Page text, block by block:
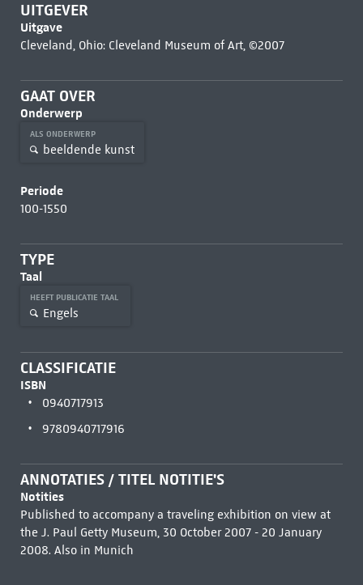
UITGEVER
Uitgave
Cleveland, Ohio: Cleveland Museum of Art, ©2007
GAAT OVER
Onderwerp
ALS ONDERWERP
beeldende kunst
Periode
100-1550
TYPE
Taal
HEEFT PUBLICATIE TAAL
Engels
CLASSIFICATIE
ISBN
0940717913
9780940717916
ANNOTATIES / TITEL NOTITIE'S
Notities
Published to accompany a traveling exhibition on view at
the J. Paul Getty Museum, 30 October 2007 - 20 January
2008. Also in Munich